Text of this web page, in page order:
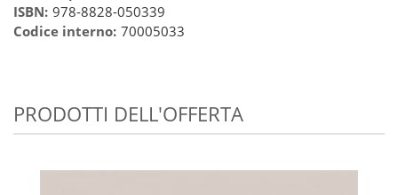
ISBN: 978-8828-050339
Codice interno: 70005033
PRODOTTI DELL'OFFERTA